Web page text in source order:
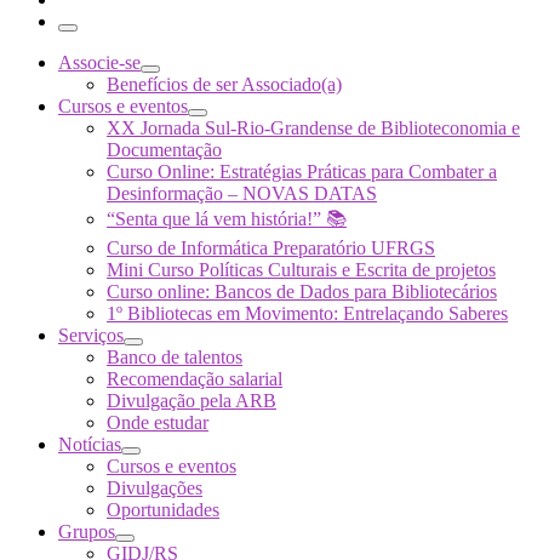
Menu
Associe-se
Benefícios de ser Associado(a)
Cursos e eventos
XX Jornada Sul-Rio-Grandense de Biblioteconomia e
Documentação
Curso Online: Estratégias Práticas para Combater a
Desinformação – NOVAS DATAS
“Senta que lá vem história!” 📚
Curso de Informática Preparatório UFRGS
Mini Curso Políticas Culturais e Escrita de projetos
Curso online: Bancos de Dados para Bibliotecários
1º Bibliotecas em Movimento: Entrelaçando Saberes
Serviços
Banco de talentos
Recomendação salarial
Divulgação pela ARB
Onde estudar
Notícias
Cursos e eventos
Divulgações
Oportunidades
Grupos
GIDJ/RS